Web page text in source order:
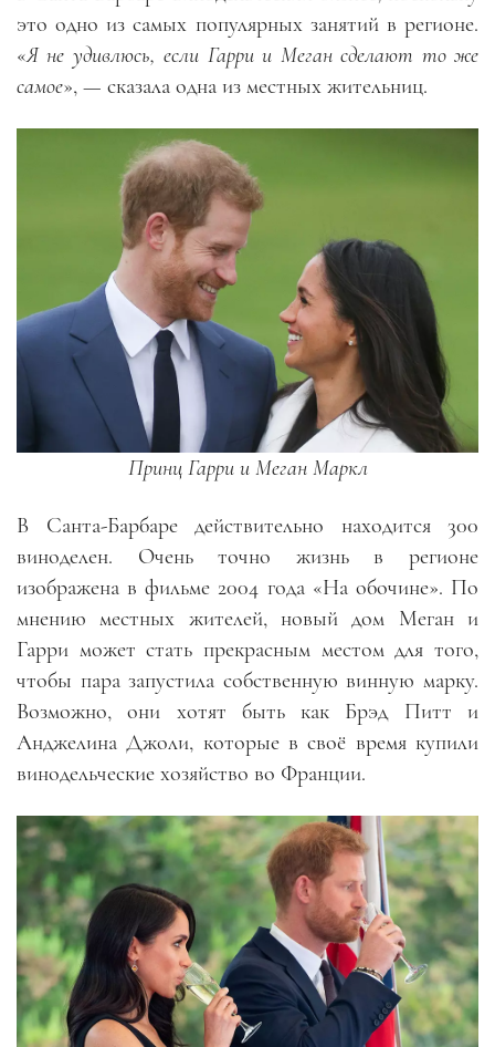
это одно из самых популярных занятий в регионе.
«Я не удивлюсь, если Гарри и Меган сделают то же
самое», — сказала одна из местных жительниц.
Принц Гарри и Меган Маркл
В Санта-Барбаре действительно находится 300
виноделен. Очень точно жизнь в регионе
изображена в фильме 2004 года «На обочине». По
мнению местных жителей, новый дом Меган и
Гарри может стать прекрасным местом для того,
чтобы пара запустила собственную винную марку.
Возможно, они хотят быть как Брэд Питт и
Анджелина Джоли, которые в своё время купили
винодельческие хозяйство во Франции.